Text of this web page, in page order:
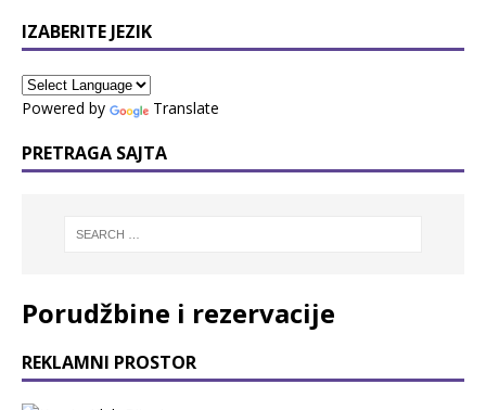
IZABERITE JEZIK
Powered by Translate
PRETRAGA SAJTA
Porudžbine i rezervacije
REKLAMNI PROSTOR